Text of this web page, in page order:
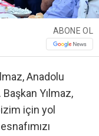
ABONE OL
Anadolu
Yılmaz,
için yol